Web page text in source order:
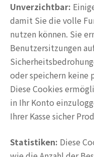
Unverzichtbar:
damit Sie die volle
nutzen können. Sie
Benutzersitzungen
oder speichern keine
Diese Cookies
in Ihr Konto
Ihrer Kasse sicher
Statistiken: Diese